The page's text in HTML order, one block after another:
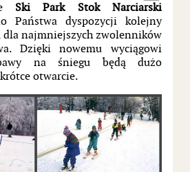
Ski Park Stok Narciarski
Państwa dyspozycji kolejny
dla najmniejszych zwolenników
Dzięki nowemu wyciągowi
na śniegu będą dużo
otwarcie.